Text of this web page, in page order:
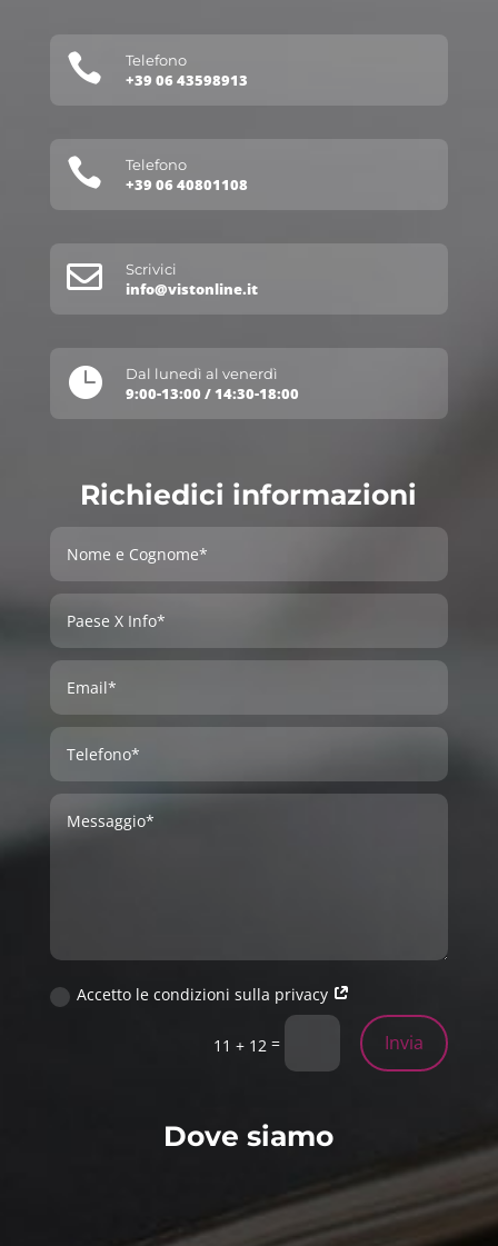
 Telefono
+39 06 43598913
 Telefono
+39 06 40801108
 Scrivici
info@vistonline.it
 Dal lunedì al venerdì
9:00-13:00 / 14:30-18:00
Richiedici informazioni
Accetto le condizioni sulla privacy
11 + 12 = Invia
Dove siamo